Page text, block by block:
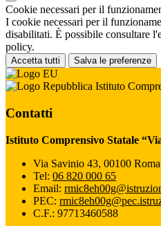
Cookie necessari per il
I cookie necessari per il
disabilitati. È possibile consultare
policy.
Accetta tutti Salva le preferenze
Istituto
Contatti
Istituto Comprensivo Statale
Via Savinio 43, 00100
Tel: 06 820 000 65
Email:
PEC:
C.F.: 97713460588